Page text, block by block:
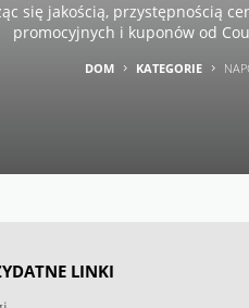
się jakością, przystępnością
promocyjnych i kuponów od
DOM KATEGORIE
LINKI